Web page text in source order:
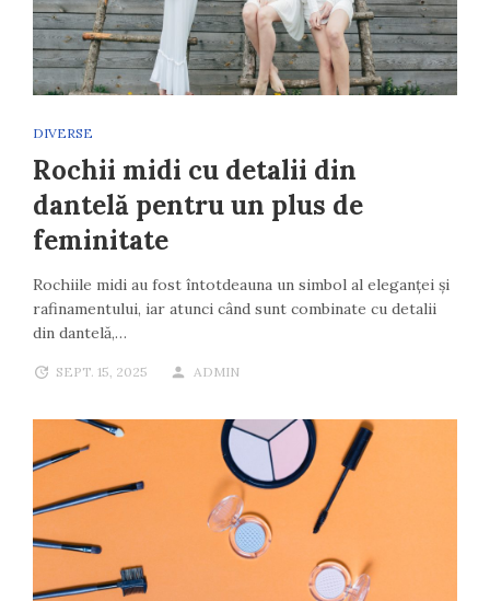
DIVERSE
Rochii midi cu detalii din
dantelă pentru un plus de
feminitate
Rochiile midi au fost întotdeauna un simbol al eleganței și
rafinamentului, iar atunci când sunt combinate cu detalii
din dantelă,…
SEPT. 15, 2025 ADMIN